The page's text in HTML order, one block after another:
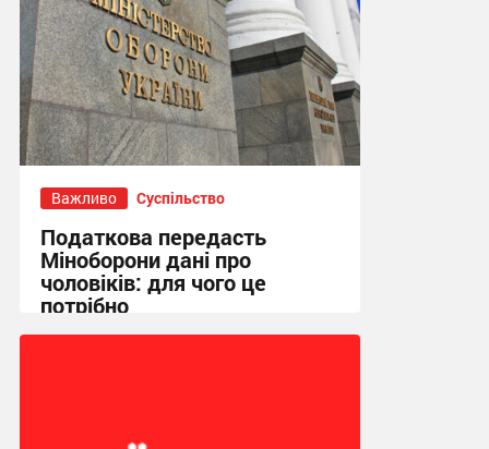
Важливо Суспільство
Податкова передасть
Міноборони дані про
чоловіків: для чого це
потрібно